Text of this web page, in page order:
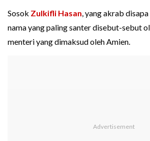
Sosok Zulkifli Hasan, yang akrab
nama yang paling santer disebut-sebut
menteri yang dimaksud oleh Amien.